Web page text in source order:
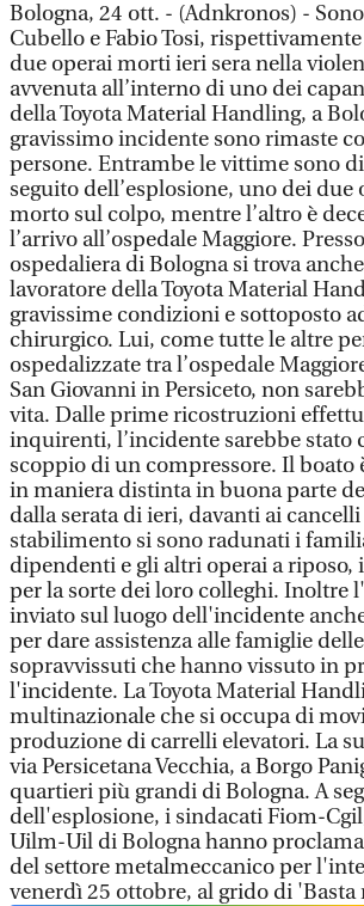
Bologna, 24 ott. - (Adnkronos) -
Cubello e Fabio Tosi,
due operai morti ieri sera nella
avvenuta all’interno di uno dei
della Toyota Material Handling, a
gravissimo incidente sono rimaste
persone. Entrambe le vittime sono
seguito dell’esplosione, uno dei due
morto sul colpo, mentre l’altro è
l’arrivo all’ospedale Maggiore.
ospedaliera di Bologna si trova
lavoratore della Toyota Material
gravissime condizioni e sottoposto
chirurgico. Lui, come tutte le altre
ospedalizzate tra l’ospedale
San Giovanni in Persiceto, non
vita. Dalle prime ricostruzioni
inquirenti, l’incidente sarebbe stato
scoppio di un compressore. Il boato
in maniera distinta in buona parte
dalla serata di ieri, davanti ai
stabilimento si sono radunati i
dipendenti e gli altri operai a riposo,
per la sorte dei loro colleghi. Inoltre
inviato sul luogo dell'incidente
per dare assistenza alle famiglie
sopravvissuti che hanno vissuto in
l'incidente. La Toyota Material
multinazionale che si occupa di
produzione di carrelli elevatori. La
via Persicetana Vecchia, a Borgo
quartieri più grandi di Bologna. A
dell'esplosione, i sindacati Fiom-
Uilm-Uil di Bologna hanno
del settore metalmeccanico per
venerdì 25 ottobre, al grido di